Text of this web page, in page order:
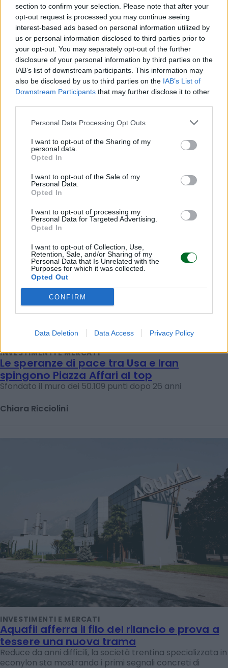
section to confirm your selection. Please note that after your
opt-out request is processed you may continue seeing
interest-based ads based on personal information utilized by
us or personal information disclosed to third parties prior to
your opt-out. You may separately opt-out of the further
disclosure of your personal information by third parties on the
IAB’s list of downstream participants. This information may
also be disclosed by us to third parties on the IAB’s List of
Downstream Participants that may further disclose it to other
Personal Data Processing Opt Outs
I want to opt-out of the Sharing of my
personal data.
Opted In
I want to opt-out of the Sale of my
Personal Data.
Opted In
I want to opt-out of processing my
Personal Data for Targeted Advertising.
Opted In
I want to opt-out of Collection, Use,
Retention, Sale, and/or Sharing of my
Personal Data that Is Unrelated with the
Purposes for which it was collected.
Opted Out
CONFIRM
Data Deletion Data Access Privacy Policy
INVESTIMENTI E MERCATI
Belli e addormentati, ci sono 150 miliardi
da risvegliare nei cassetti di casa
canale professionale di vendita, rivelando il loro
potenziale economico. Cosa fare e quali errori evitare
Valeria Panigada
INVESTIMENTI E MERCATI
Le speranze di pace tra Usa e Iran
spingono Piazza Affari al top
Sfondato il muro dei 50.109 punti dopo 26 anni
Chiara Ricciolini
INVESTIMENTI E MERCATI
Aquafil afferra il filo del rilancio e prova a
tessere una nuova trama
Reduce da anni difficili, la società trentina specializzata in
econylon sta mostrando i primi segnali concreti di